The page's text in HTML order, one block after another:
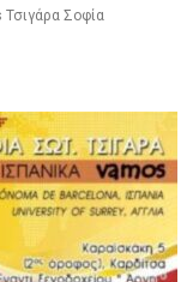
Τσιγάρα Σοφία